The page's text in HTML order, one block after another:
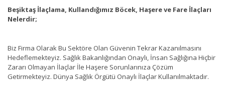
Beşiktaş İlaçlama, Kullandığımız Böcek, Haşere ve Fare İlaçları
Nelerdir;
Biz Firma Olarak Bu Sektöre Olan Güvenin Tekrar Kazanılmasını
Hedeflemekteyiz. Sağlık Bakanlığından Onaylı, İnsan Sağlığına Hiçbir
Zararı Olmayan İlaçlar İle Haşere Sorunlarınıza Çözüm
Getirmekteyiz. Dünya Sağlık Örgütü Onaylı İlaçlar Kullanılmaktadır.